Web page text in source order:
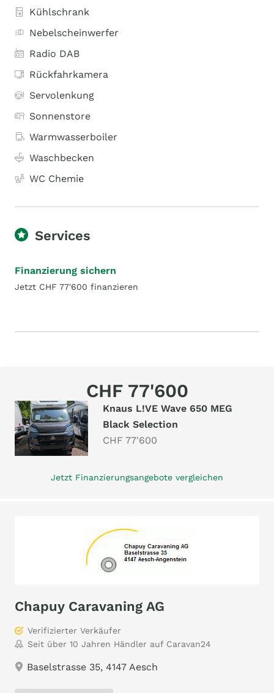
Kühlschrank
Nebelscheinwerfer
Radio DAB
Rückfahrkamera
Servolenkung
Sonnenstore
Warmwasserboiler
Waschbecken
WC Chemie
Services
Finanzierung sichern
Jetzt CHF 77'600 finanzieren
CHF 77'600
Knaus L!VE Wave 650 MEG
Black Selection
CHF 77'600
Jetzt Finanzierungsangebote vergleichen
Chapuy Caravaning AG
Verifizierter Verkäufer
Seit über 10 Jahren Händler auf Caravan24
Baselstrasse 35, 4147 Aesch